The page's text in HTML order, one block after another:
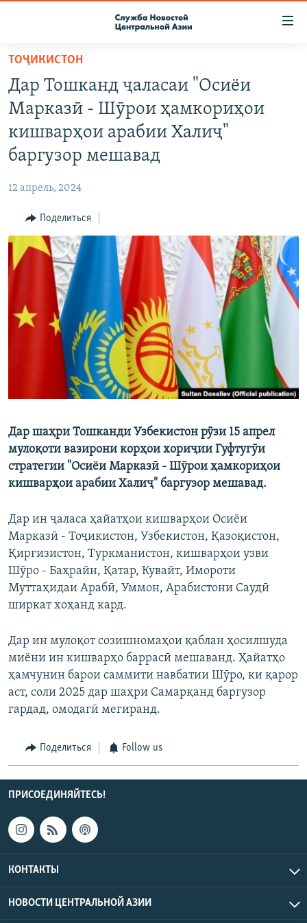
Вернуться
основному
содержанию
Вернутся
главной
Вернутся
поиску
ПОДПИСКА
КОНТАКТЫ
RFE/RL ДИРЕКТ
МИГРАНТ МЕДИА
ТОҶИКИСТОН
Дар Тошканд ҷаласаи "Осиёи
Марказӣ - Шӯрои ҳамкориҳои
кишварҳои арабии Халиҷ"
баргузор мешавад
12 апрель, 2024
Поделиться
Дар шаҳри Тошканди Узбекистон рӯзи 15 апрел
мулоқоти вазирони корҳои хориҷии Гуфтугӯи
стратегии "Осиёи Марказӣ - Шӯрои ҳамкориҳои
кишварҳои арабии Халиҷ" баргузор мешавад.
Дар ин ҷаласа ҳайатҳои кишварҳои Осиёи
Марказӣ - Тоҷикистон, Узбекистон, Қазоқистон,
Қирғизистон, Туркманистон, кишварҳои узви
Шӯро - Баҳрайн, Қатар, Кувайт, Имороти
Муттаҳидаи Арабӣ, Уммон, Арабистони Саудӣ
ширкат хоҳанд кард.
Дар ин мулоқот созишномаҳои қаблан ҳосилшуда
миёни ин кишварҳо баррасӣ мешаванд. Ҳайатҳо
ҳамчунин барои саммити навбатии Шӯро, ки қарор
аст, соли 2025 дар шаҳри Самарқанд баргузор
гардад, омодагӣ мегиранд.
Поделиться Follow us
ПРИСОЕДИНЯЙТЕСЬ!
КОНТАКТЫ
НОВОСТИ ЦЕНТРАЛЬНОЙ АЗИИ